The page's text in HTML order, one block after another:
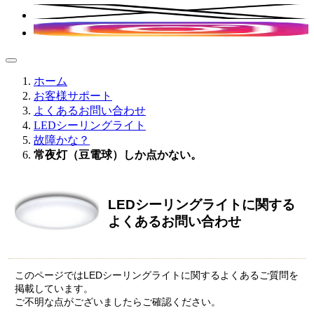
ホーム
お客様サポート
よくあるお問い合わせ
LEDシーリングライト
故障かな？
常夜灯（豆電球）しか点かない。
LEDシーリングライトに関する
よくあるお問い合わせ
このページではLEDシーリングライトに関するよくあるご質問を
掲載しています。
ご不明な点がございましたらご確認ください。